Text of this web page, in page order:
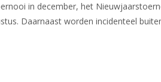
in december, het
Daarnaast worden incidenteel